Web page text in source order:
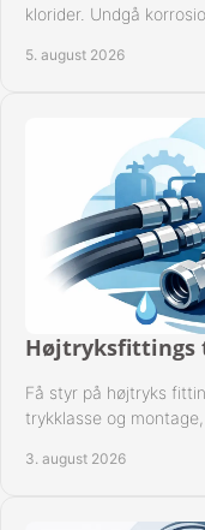
SØGNING
KUNDECENTER
FAVORIT
klorider. Undgå
5. august 2026
Højtryksfittings
Få styr på højtryks
trykklasse og
3. august 2026